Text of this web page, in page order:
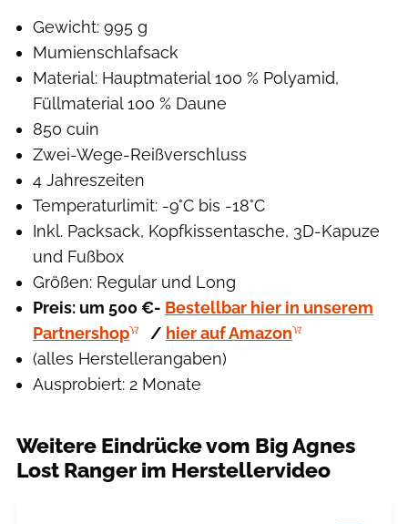
Gewicht: 995 g
Mumienschlafsack
Material: Hauptmaterial 100 % Polyamid,
Füllmaterial 100 % Daune
850 cuin
Zwei-Wege-Reißverschluss
4 Jahreszeiten
Temperaturlimit: -9°C bis -18°C
Inkl. Packsack, Kopfkissentasche, 3D-Kapuze
und Fußbox
Größen: Regular und Long
Preis: um 500 €- Bestellbar hier in unserem
Partnershop
/ hier auf Amazon
(alles Herstellerangaben)
Ausprobiert: 2 Monate
Weitere Eindrücke vom Big Agnes
Lost Ranger im Herstellervideo